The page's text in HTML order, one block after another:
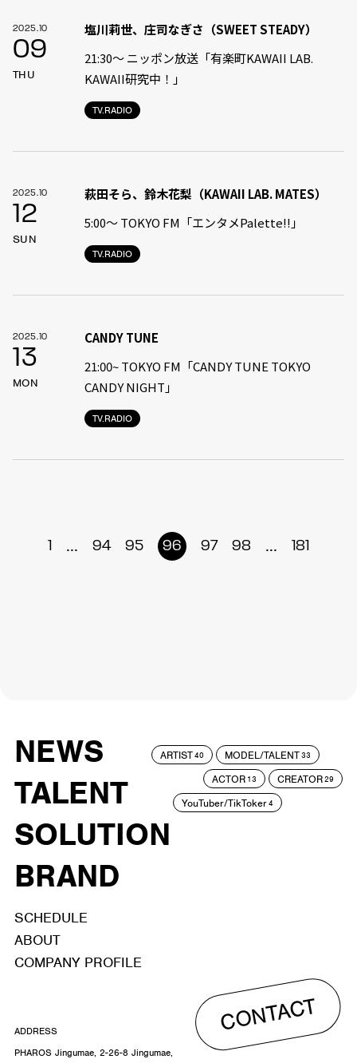
2025.10
09
THU
TV.RADIO
塩川莉世、庄司なぎさ（SWEET STEADY）
21:30〜 ニッポン放送「有楽町KAWAII LAB.
KAWAII研究中！」
2025.10
12
SUN
TV.RADIO
萩田そら、鈴木花梨（KAWAII LAB. MATES）
5:00〜 TOKYO FM「エンタメPalette!!」
2025.10
13
MON
TV.RADIO
CANDY TUNE
21:00~ TOKYO FM「CANDY TUNE TOKYO
CANDY NIGHT」
1 ... 94 95 96 97 98 ... 181
NEWS
TALENT
SOLUTION
BRAND
ARTIST40 MODEL/TALENT33
ACTOR 13 CREATOR29
YouTuber/TikToker4
SCHEDULE
ABOUT
COMPANY PROFILE
CONTACT
ADDRESS
PHAROS Jingumae, 2-26-8 Jingumae,